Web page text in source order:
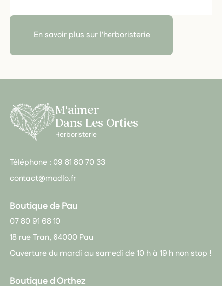
En savoir plus sur l'herboristerie
M'aimer
Dans Les Orties
Herboristerie
Téléphone : 09 81 80 70 33
contact@madlo.fr
Boutique de Pau
07 80 91 68 10
18 rue Tran, 64000 Pau
Ouverture du mardi au samedi de 10 h à 19 h non stop !
Boutique d'Orthez